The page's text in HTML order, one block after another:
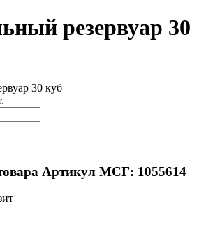
резервуар 30
Артикул МСГ: 1055614